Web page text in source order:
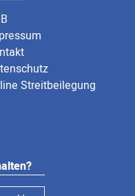
Streitbeilegung